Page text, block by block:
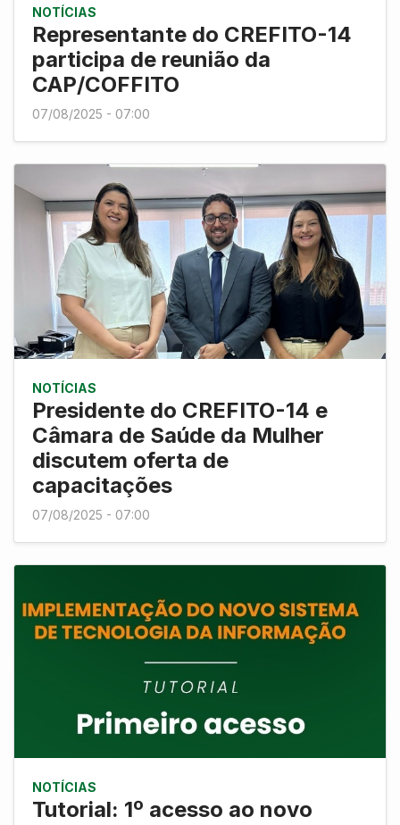
NOTÍCIAS
Representante do CREFITO-14
participa de reunião da
CAP/COFFITO
07/08/2025 - 07:00
NOTÍCIAS
Presidente do CREFITO-14 e
Câmara de Saúde da Mulher
discutem oferta de
capacitações
07/08/2025 - 07:00
NOTÍCIAS
Tutorial: 1º acesso ao novo